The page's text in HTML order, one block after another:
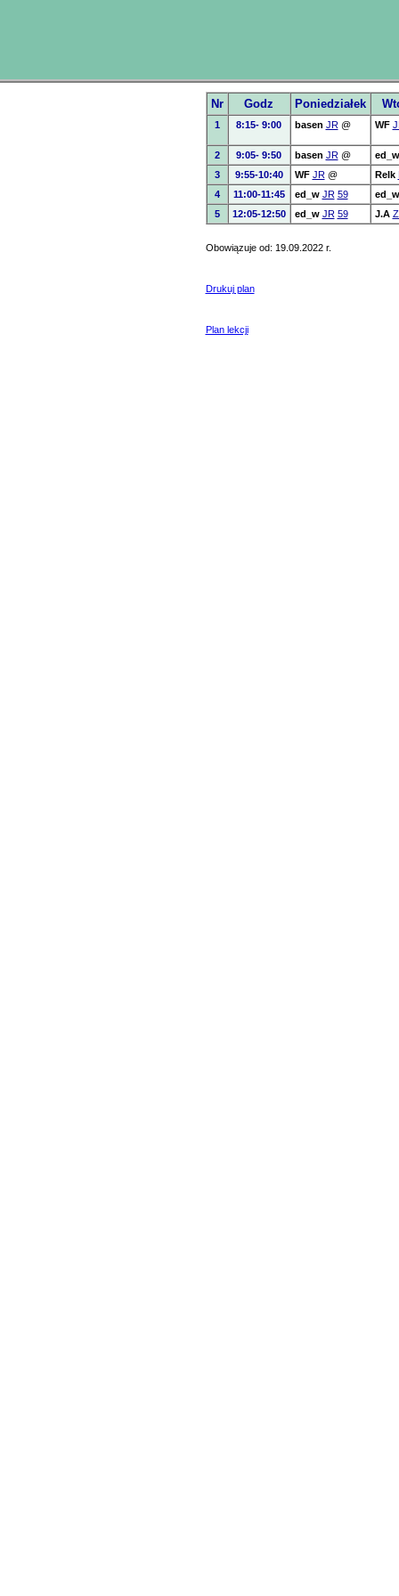
Nr Godz Poniedziałek
1 8:15- 9:00 basen JR @ WF
2 9:05- 9:50 basen JR @
ed_w
3
9:55-10:40 WF JR @ Relk
4
11:00-11:45 ed_w JR 59
ed_w
5
12:05-12:50 ed_w JR 59 J.A
Obowiązuje od: 19.09.2022 r.
Drukuj plan
Plan lekcji